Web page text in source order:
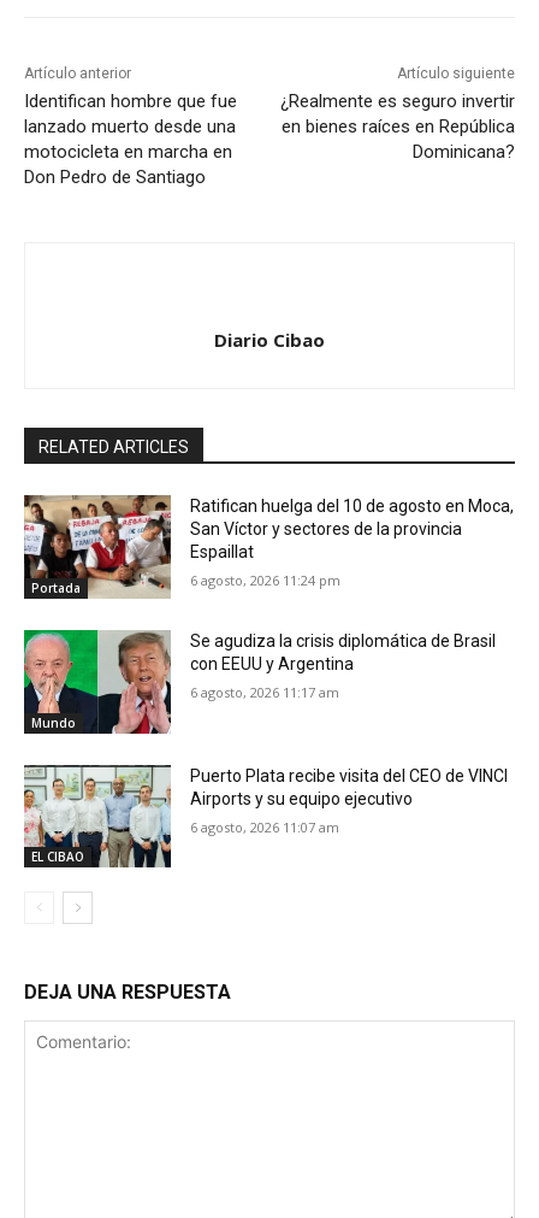
Artículo anterior
Identifican hombre que fue
lanzado muerto desde una
motocicleta en marcha en
Don Pedro de Santiago
Artículo siguiente
¿Realmente es seguro invertir
en bienes raíces en República
Dominicana?
Diario Cibao
RELATED ARTICLES
Portada
Ratifican huelga del 10 de agosto en Moca,
San Víctor y sectores de la provincia
Espaillat
6 agosto, 2026 11:24 pm
Mundo
Se agudiza la crisis diplomática de Brasil
con EEUU y Argentina
6 agosto, 2026 11:17 am
EL CIBAO
Puerto Plata recibe visita del CEO de VINCI
Airports y su equipo ejecutivo
6 agosto, 2026 11:07 am
DEJA UNA RESPUESTA